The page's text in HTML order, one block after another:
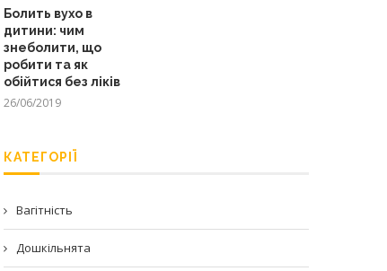
Болить вухо в
дитини: чим
знеболити, що
робити та як
обійтися без ліків
26/06/2019
КАТЕГОРІЇ
Вагітність
Дошкільнята